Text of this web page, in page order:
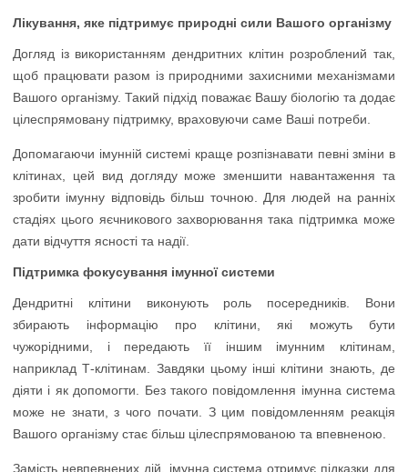
Лікування, яке підтримує природні сили Вашого організму
Догляд із використанням дендритних клітин розроблений так,
щоб працювати разом із природними захисними механізмами
Вашого організму. Такий підхід поважає Вашу біологію та додає
цілеспрямовану підтримку, враховуючи саме Ваші потреби.
Допомагаючи імунній системі краще розпізнавати певні зміни в
клітинах, цей вид догляду може зменшити навантаження та
зробити імунну відповідь більш точною. Для людей на ранніх
стадіях цього яєчникового захворювання така підтримка може
дати відчуття ясності та надії.
Підтримка фокусування імунної системи
Дендритні клітини виконують роль посередників. Вони
збирають інформацію про клітини, які можуть бути
чужорідними, і передають її іншим імунним клітинам,
наприклад Т-клітинам. Завдяки цьому інші клітини знають, де
діяти і як допомогти. Без такого повідомлення імунна система
може не знати, з чого почати. З цим повідомленням реакція
Вашого організму стає більш цілеспрямованою та впевненою.
Замість невпевнених дій, імунна система отримує підказки для